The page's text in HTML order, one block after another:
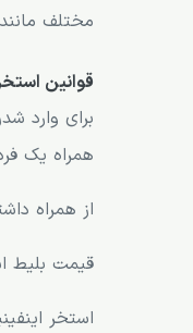
مختلف
قوانین
همراه یک
از همراه
قیمت بلیط
استخر